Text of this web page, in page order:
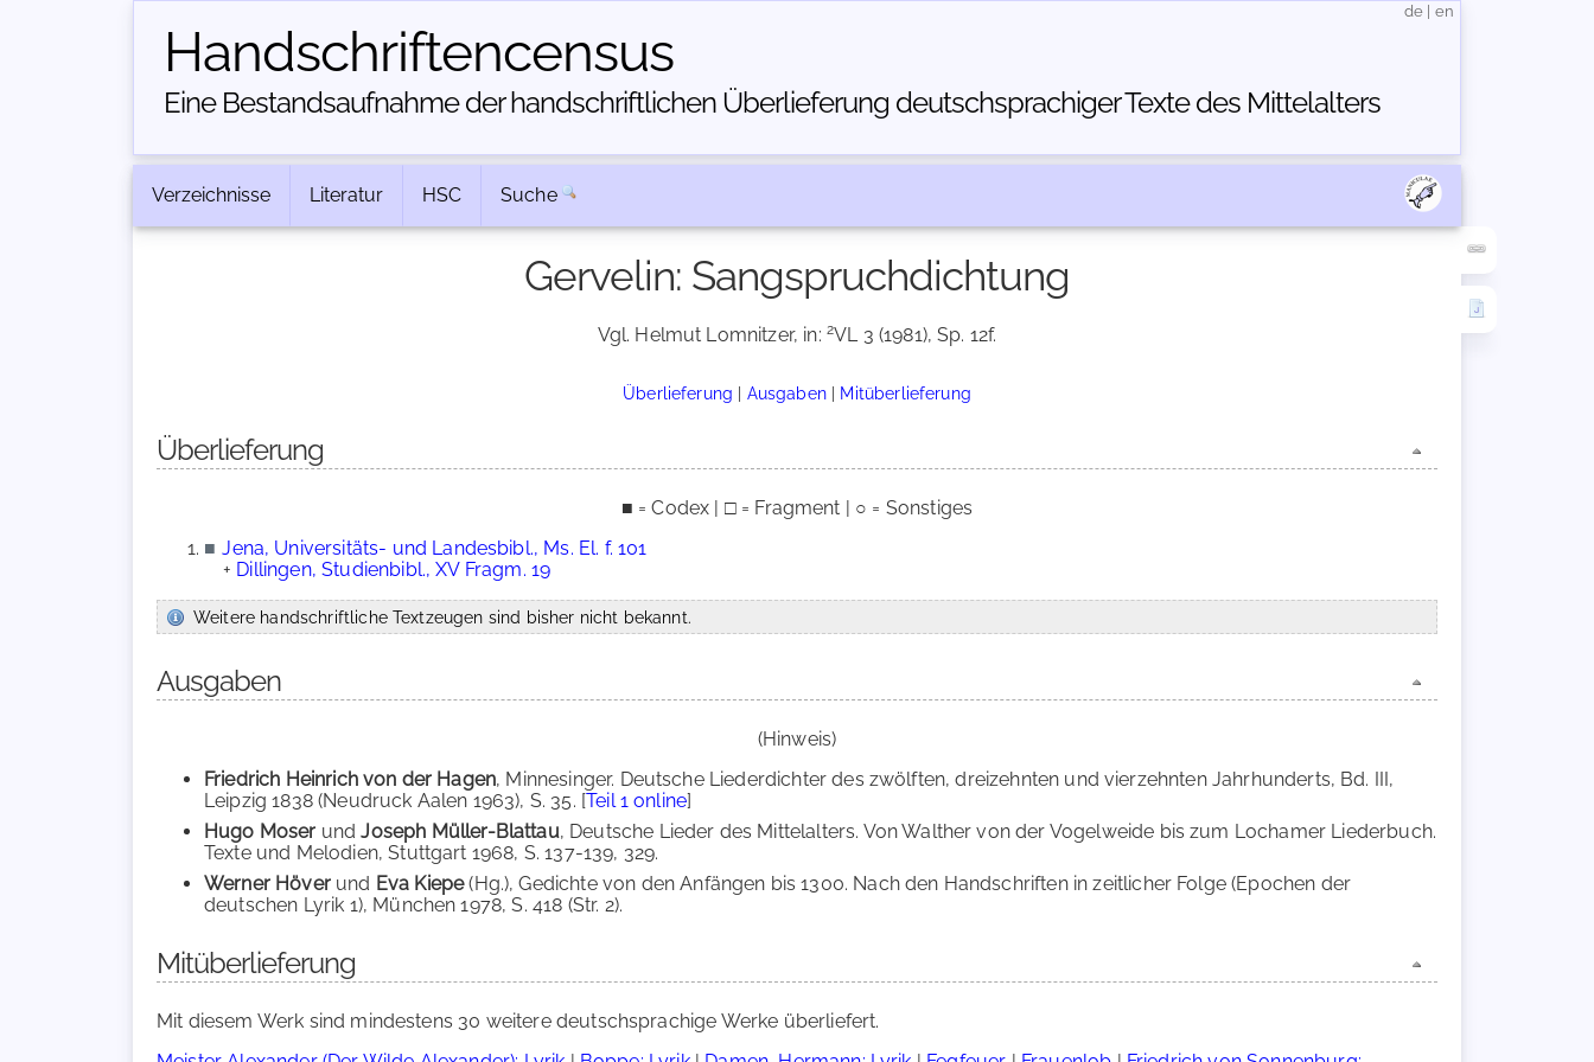
Handschriften­census
Eine Bestandsaufnahme der handschriftlichen Über­lieferung deutschsprachiger Texte des Mittelalters
de en
Verzeichnisse Literatur HSC Suche
Gervelin: Sangspruchdichtung
Vgl. Helmut Lomnitzer, in: 2VL 3 (1981), Sp. 12f.
Überlieferung | Ausgaben| Mitüberlieferung
Überlieferung
■ = Codex | □ = Fragment | ○ = Sonstiges
■ Jena, Universitäts- und Landesbibl., Ms. El. f. 101
+ Dillingen, Studienbibl., XV Fragm. 19
Weitere handschriftliche Textzeugen sind bisher nicht bekannt.
Ausgaben
(Hinweis)
Friedrich Heinrich von der Hagen, Minnesinger. Deutsche Liederdichter des zwölften, dreizehnten und vierzehnten Jahrhunderts, Bd. III,
Leipzig 1838 (Neudruck Aalen 1963), S. 35. [Teil 1 online]
Hugo Moser undJoseph Müller-Blattau, Deutsche Lieder des Mittelalters. Von Walther von der Vogelweide bis zum Lochamer Liederbuch.
Texte und Melodien, Stuttgart 1968, S. 137-139, 329.
Werner Höverund Eva Kiepe(Hg.), Gedichte von den Anfängen bis 1300. Nach den Handschriften in zeitlicher Folge (Epochen der
deutschen Lyrik 1), München 1978, S. 418 (Str. 2).
Mitüberlieferung
Mit diesem Werk sind mindestens 30 weitere deutschsprachige Werke überliefert.